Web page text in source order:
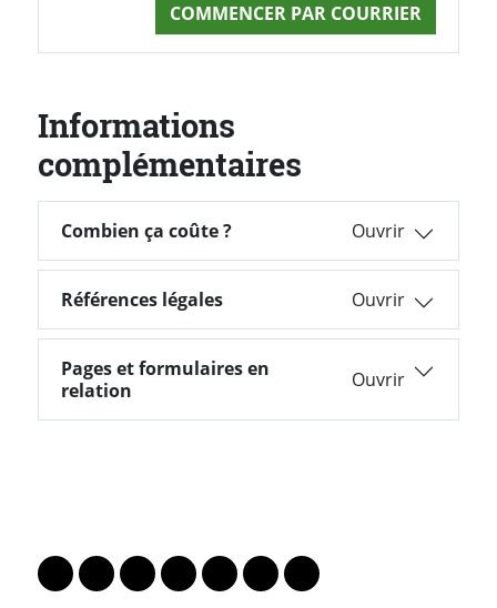
COMMENCER PAR COURRIER
Informations
complémentaires
Combien ça coûte ?
Combien ça coûte ?
Références légales
Références légales
Pages et formulaires en relation
Pages et formulaires en
relation
Lien vers le profil Mastodon
Lien vers le profil Bluesky
Lien vers le profil Instagram
Lien vers le profil Linkedin
Lien vers le profil Facebook
Lien vers le profil Twitter
Partager par WhatsApp